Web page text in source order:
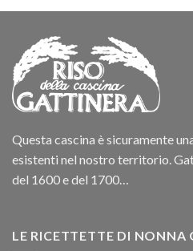
Questa cascina è sicuramente
esistenti nel nostro territorio.
del 1600 e del 1700…
LE RICETTETTE DI NONNA